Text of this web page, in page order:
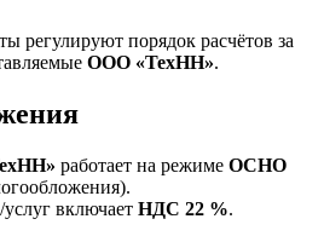
регулируют порядок расчётов за
ООО «ТехНН».
работает на режиме ОСНО
включает НДС 22 %.